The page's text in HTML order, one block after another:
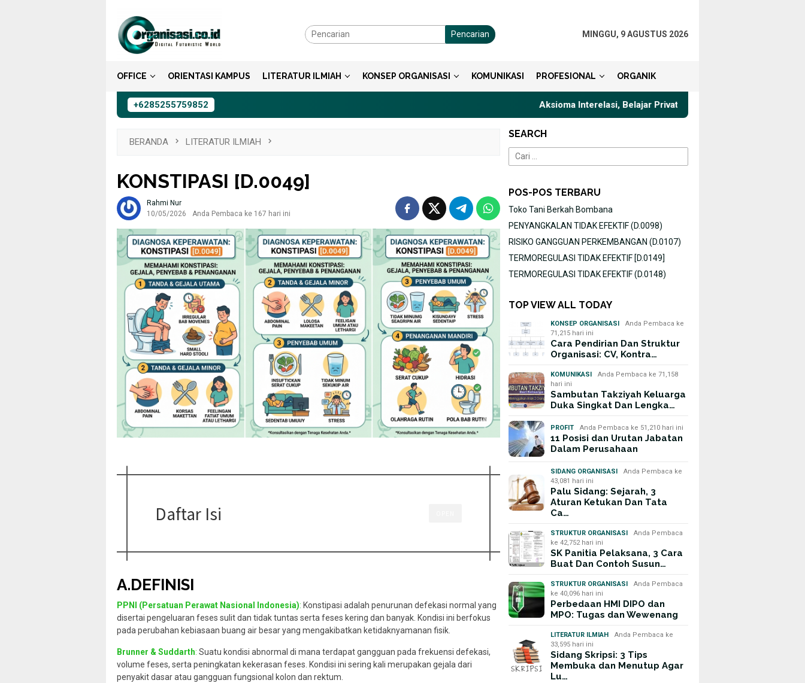
konten
Pencarian MINGGU, 9 AGUSTUS 2026
OFFICE ORIENTASI KAMPUS LITERATUR ILMIAH KONSEP ORGANISASI KOMUNIKASI PROFESIONAL ORGANIK
+6285255759852 Aksioma Interelasi, Belajar Privat Gaya Komunikasi Terbaik untuk
BERANDA LITERATUR ILMIAH
KONSTIPASI [D.0049]
Rahmi Nur
10/05/2026
Anda Pembaca ke 167 hari ini
Daftar Isi
A.DEFINISI
PPNI (Persatuan Perawat Nasional Indonesia): Konstipasi adalah penurunan defekasi normal yang
disertai pengeluaran feses sulit dan tidak tuntas serta feses kering dan banyak. Kondisi ini berfokus
pada perubahan kebiasaan buang air besar yang mengakibatkan ketidaknyamanan fisik.
Brunner & Suddarth: Suatu kondisi abnormal di mana terdapat gangguan pada frekuensi defekasi,
volume feses, serta peningkatan kekerasan feses. Kondisi ini sering kali merupakan gejala dari
penyakit dasar atau gangguan fungsional kolon dan rektum.
SEARCH
Cari
untuk:
POS-POS TERBARU
Toko Tani Berkah Bombana
PENYANGKALAN TIDAK EFEKTIF (D.0098)
RISIKO GANGGUAN PERKEMBANGAN (D.0107)
TERMOREGULASI TIDAK EFEKTIF [D.0149]
TERMOREGULASI TIDAK EFEKTIF (D.0148)
TOP VIEW ALL TODAY
KONSEP ORGANISASI
Anda Pembaca ke
71,215 hari ini
Cara Pendirian Dan Struktur
Organisasi: CV, Kontra…
KOMUNIKASI
Anda Pembaca ke 71,158
hari ini
Sambutan Takziyah Keluarga
Duka Singkat Dan Lengka…
PROFIT Anda Pembaca ke 51,210 hari ini
11 Posisi dan Urutan Jabatan
Dalam Perusahaan
SIDANG ORGANISASI
Anda Pembaca ke
43,081 hari ini
Palu Sidang: Sejarah, 3
Aturan Ketukan Dan Tata
Ca…
STRUKTUR ORGANISASI
Anda Pembaca
ke 42,752 hari ini
SK Panitia Pelaksana, 3 Cara
Buat Dan Contoh Susun…
STRUKTUR ORGANISASI
Anda Pembaca
ke 40,096 hari ini
Perbedaan HMI DIPO dan
MPO: Tugas dan Wewenang
LITERATUR ILMIAH
Anda Pembaca ke
33,595 hari ini
Sidang Skripsi: 3 Tips
Membuka dan Menutup Agar
Lu…